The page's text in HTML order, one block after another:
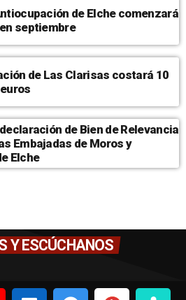
de Elche comenzará
septiembre
de Las Clarisas costará 10
de Bien de Relevancia
Embajadas de Moros y
Elche
Y ESCÚCHANOS